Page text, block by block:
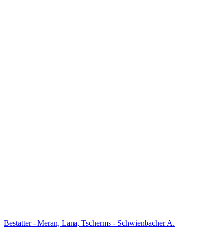
Bestatter - Meran, Lana, Tscherms - Schwienbacher A.